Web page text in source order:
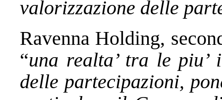
valorizzazione delle
Ravenna Holding,
“una realta’ tra le
delle partecipazioni,